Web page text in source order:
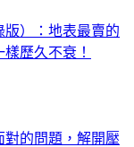
版）：地表最賣的
歷久不衰！
對的問題，解開壓